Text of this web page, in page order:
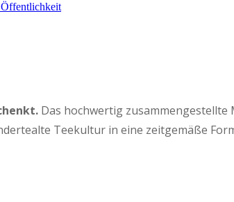
Öffentlichkeit
Das hochwertig
Teekultur in eine zeitgemäße